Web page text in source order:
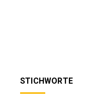
STICHWORTE